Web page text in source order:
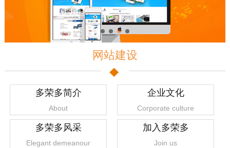
网站建设
多荣多简介
About
企业文化
Corporate culture
多荣多风采
Elegant demeanour
加入多荣多
Join us